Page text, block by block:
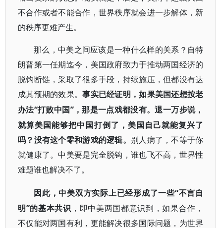
不合作或者不能合作，世界秩序就会进一步解体，新
的秩序更难产生。
那么，中美之间应该是一种什么样的关系？自特
朗普第一任期迄今，美国政府致力于推动两国经济的
脱钩断链，采取了很多手段，持续施压，但都没有达
成其预期的效果。事实已经证明，如果美国还想按老
办法“打败中国”，那是一点戏都没有。退一万步说，
就算美国能够把中国打倒了，美国自己就能复兴了
吗？没有这个零和游戏的逻辑。
别人病了，不等于你
就健康了。中美要是完全脱钩，谁也飞不高，世界性
难题谁也解决不了。
因此，中美双方实际上已经形成了一些“不言自
明”的基本共识 ，即中美两国都意识到，如果合作，
不仅能对两国有利，更能解决很多国际问题，为世界